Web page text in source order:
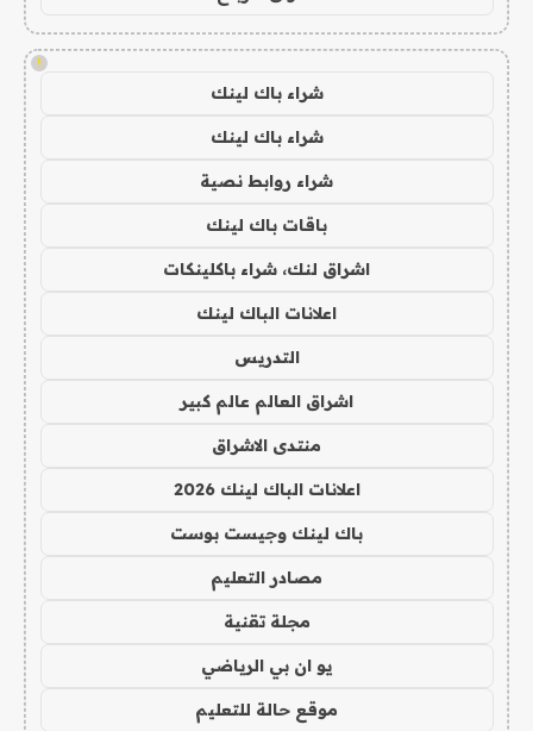
!
شراء باك لينك
شراء باك لينك
شراء روابط نصية
باقات باك لينك
اشراق لنك، شراء باكلينكات
اعلانات الباك لينك
التدريس
اشراق العالم عالم كبير
منتدى الاشراق
اعلانات الباك لينك 2026
باك لينك وجيست بوست
مصادر التعليم
مجلة تقنية
يو ان بي الرياضي
موقع حالة للتعليم